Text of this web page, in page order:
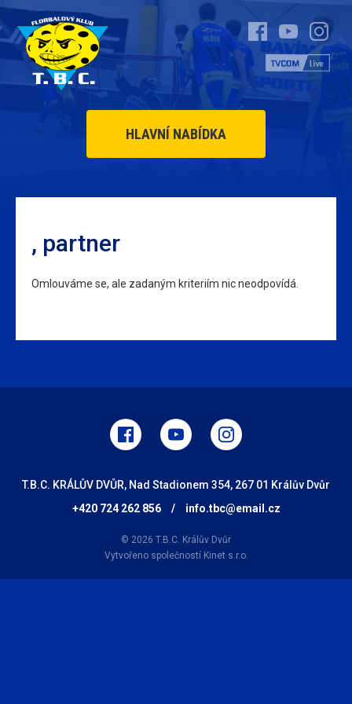
HLAVNÍ NABÍDKA
, partner
Omlouváme se, ale zadaným kriteriím nic neodpovídá.
T.B.C. KRÁLŮV DVŮR, Nad Stadionem 354, 267 01 Králův Dvůr
+420 724 262 856
/ info.tbc@email.cz
© 2026 T.B.C. Králův Dvůr
Vytvořeno společností Kinet s.r.o.